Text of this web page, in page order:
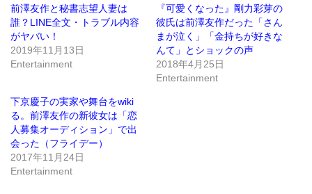
(新
し
い
ウ
ィ
ン
ド
ウ
ま
す)
ッ
ク
し
だ
さ
い
ウ
ィ
ン
ド
ウ
で
開
き
す)
前澤友作と秘書志望人妻は
誰？LINE全文・トラブル内容
がヤバい！
2019年11月13日
Entertainment
『可愛くなった』剛力彩芽の
彼氏は前澤友作だった「さん
まが泣く」「金持ちが好きな
んて」とショックの声
2018年4月25日
Entertainment
下京慶子の実家や舞台をwiki
る。前澤友作の新彼女は「恋
人募集オーディション」で出
会った（フライデー）
2017年11月24日
Entertainment